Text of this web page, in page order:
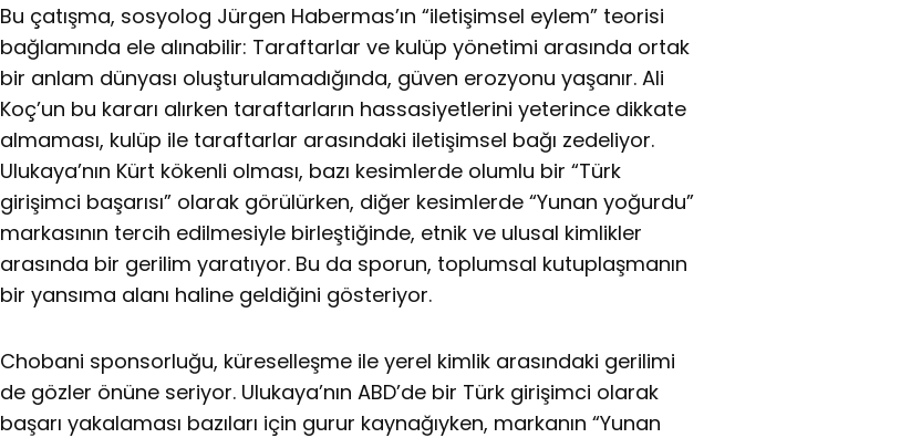
Bu çatışma, sosyolog Jürgen Habermas’ın “iletişimsel eylem” teorisi
bağlamında ele alınabilir: Taraftarlar ve kulüp yönetimi arasında ortak
bir anlam dünyası oluşturulamadığında, güven erozyonu yaşanır. Ali
Koç’un bu kararı alırken taraftarların hassasiyetlerini yeterince dikkate
almaması, kulüp ile taraftarlar arasındaki iletişimsel bağı zedeliyor.
Ulukaya’nın Kürt kökenli olması, bazı kesimlerde olumlu bir “Türk
girişimci başarısı” olarak görülürken, diğer kesimlerde “Yunan yoğurdu”
markasının tercih edilmesiyle birleştiğinde, etnik ve ulusal kimlikler
arasında bir gerilim yaratıyor. Bu da sporun, toplumsal kutuplaşmanın
bir yansıma alanı haline geldiğini gösteriyor.
Chobani sponsorluğu, küreselleşme ile yerel kimlik arasındaki gerilimi
de gözler önüne seriyor. Ulukaya’nın ABD’de bir Türk girişimci olarak
başarı yakalaması bazıları için gurur kaynağıyken, markanın “Yunan